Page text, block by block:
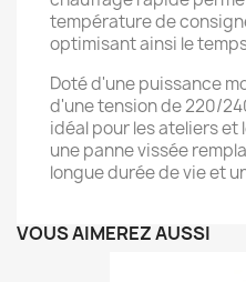
température de
optimisant ainsi le
Doté d'une puissance
d'une tension de 220/
idéal pour les ateliers
une panne vissée
longue durée de vie et
VOUS AIMEREZ AUSSI